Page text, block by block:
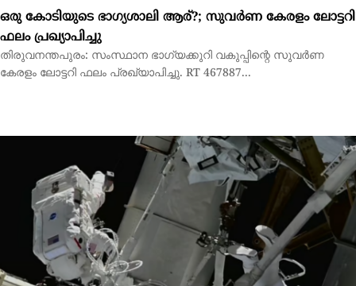
6 മണിക്കൂര്‍ 27 മിനിറ്റ് !ബഹിരാകാശത്ത് മലയാളിക്ക് ചരിത്ര
വാഷിങ്ടണ്‍: ബഹിരാകാശത്ത് ചരിത്ര നേട്ടവുമായി മലയാളിയായ